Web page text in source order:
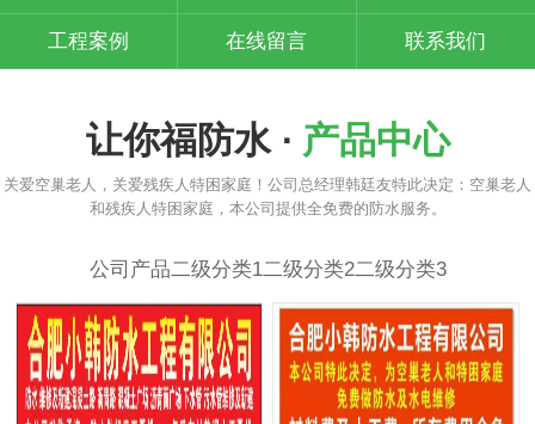
工程案例 在线留言 联系我们
让你福防水 · 产品中心
关爱空巢老人，关爱残疾人特困家庭！公司总经理韩廷友特此决定：空巢老人
和残疾人特困家庭，本公司提供全免费的防水服务。
公司产品二级分类1二级分类2二级分类3